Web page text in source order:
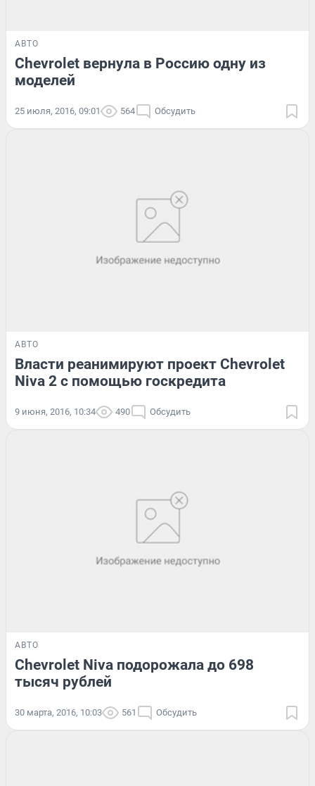
АВТО
Chevrolet вернула в Россию одну из
моделей
25 июля, 2016, 09:01 564 Обсудить
АВТО
Власти реанимируют проект Chevrolet
Niva 2 с помощью госкредита
9 июня, 2016, 10:34 490 Обсудить
АВТО
Chevrolet Niva подорожала до 698
тысяч рублей
30 марта, 2016, 10:03 561 Обсудить